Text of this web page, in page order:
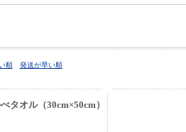
順 発送が早い順
オル（30cm×50cm）